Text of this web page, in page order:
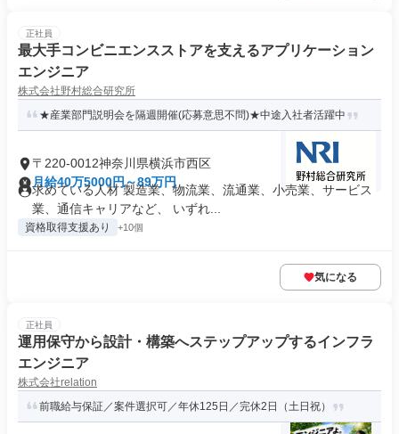
正社員
最大手コンビニエンスストアを支えるアプリケーション
エンジニア
株式会社野村総合研究所
★産業部門説明会を隔週開催(応募意思不問)★中途入社者活躍中
〒220-0012神奈川県横浜市西区
月給40万5000円～89万円
求めている人材 製造業、物流業、流通業、小売業、サービス
業、通信キャリアなど、 いずれ...
資格取得支援あり +10個
気になる
正社員
運用保守から設計・構築へステップアップするインフラ
エンジニア
​株式会社relation
前職給与保証／案件選択可／年休125日／完休2日（土日祝）